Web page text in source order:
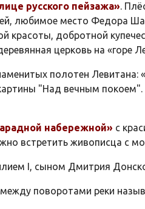
русского пейзажа».
любимое место Федора
красоты, добротной
церковь на «горе
полотен Левитана:
"Над вечным
набережной» с
встретить живописца с
I, сыном Дмитрия
поворотами реки